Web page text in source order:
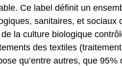
Ce label définit un
sanitaires, et sociaux
de la culture biologique
des textiles
qu’entre autres, que